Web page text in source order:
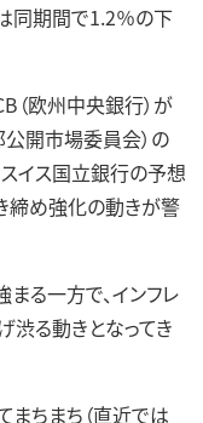
同期間で1.2％の下
（欧州中央銀行）が
公開市場委員会）の
イス国立銀行の予想
締め強化の動きが警
る一方で、インフレ
渋る動きとなってき
まちまち（直近では